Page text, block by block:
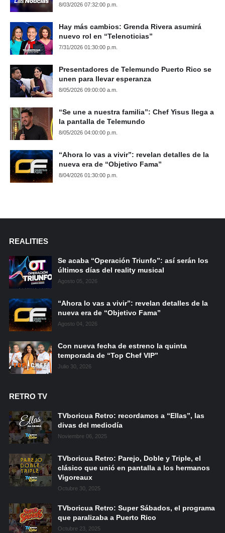
8/03/2026 07:32:00 p.m.
Hay más cambios: Grenda Rivera asumirá
nuevo rol en “Telenoticias”
7/31/2026 01:30:00 p.m.
Presentadores de Telemundo Puerto Rico se
unen para llevar esperanza
8/05/2026 09:00:00 a.m.
“Se une a nuestra familia”: Chef Yisus llega a
la pantalla de Telemundo
8/05/2026 04:00:00 p.m.
“Ahora lo vas a vivir”: revelan detalles de la
nueva era de “Objetivo Fama”
8/04/2026 01:30:00 p.m.
REALITIES
Se acaba “Operación Triunfo”: así serán los
últimos días del reality musical
Agosto 05, 2026
“Ahora lo vas a vivir”: revelan detalles de la
nueva era de “Objetivo Fama”
Agosto 04, 2026
Con nueva fecha de estreno la quinta
temporada de “Top Chef VIP”
Julio 30, 2026
RETRO TV
TVboricua Retro: recordamos a “Ellas”, las
divas del mediodía
Noviembre 06, 2025
TVboricua Retro: Parejo, Doble y Triple, el
clásico que unió en pantalla a los hermanos
Vigoreaux
Octubre 30, 2025
TVboricua Retro: Super Sábados, el programa
que paralizaba a Puerto Rico
Octubre 23, 2025